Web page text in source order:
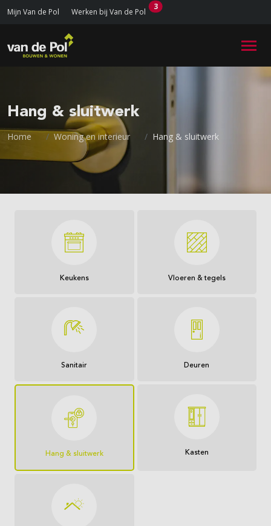
Mijn Van de Pol Werken bij Van de Pol
3
Hang & sluitwerk
Home Woning en interieur Hang & sluitwerk
Keukens Vloeren & tegels
Sanitair Deuren
Hang & sluitwerk Kasten